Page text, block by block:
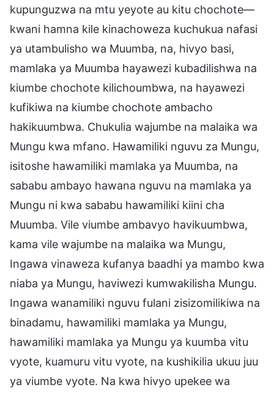
kupunguzwa na mtu yeyote au kitu chochote—
kwani hamna kile kinachoweza kuchukua nafasi
ya utambulisho wa Muumba, na, hivyo basi,
mamlaka ya Muumba hayawezi kubadilishwa na
kiumbe chochote kilichoumbwa, na hayawezi
kufikiwa na kiumbe chochote ambacho
hakikuumbwa. Chukulia wajumbe na malaika wa
Mungu kwa mfano. Hawamiliki nguvu za Mungu,
isitoshe hawamiliki mamlaka ya Muumba, na
sababu ambayo hawana nguvu na mamlaka ya
Mungu ni kwa sababu hawamiliki kiini cha
Muumba. Vile viumbe ambavyo havikuumbwa,
kama vile wajumbe na malaika wa Mungu,
Ingawa vinaweza kufanya baadhi ya mambo kwa
niaba ya Mungu, haviwezi kumwakilisha Mungu.
Ingawa wanamiliki nguvu fulani zisizomilikiwa na
binadamu, hawamiliki mamlaka ya Mungu,
hawamiliki mamlaka ya Mungu ya kuumba vitu
vyote, kuamuru vitu vyote, na kushikilia ukuu juu
ya viumbe vyote. Na kwa hivyo upekee wa